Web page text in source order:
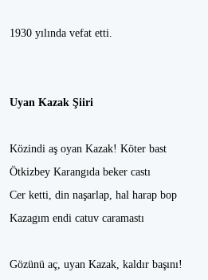
1930 yılında vefat etti.
Uyan Kazak Şiiri
Közindi aş oyan Kazak! Köter bast
Ötkizbey Karangıda beker castı
Cer ketti, din naşarlap, hal harap bop
Kazagım endi catuv caramastı
Gözünü aç, uyan Kazak, kaldır başını!